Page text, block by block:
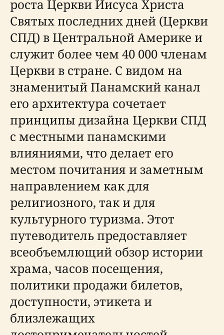
роста Церкви Иисуса Христа
Святых последних дней (Церкви
СПД) в Центральной Америке и
служит более чем 40 000 членам
Церкви в стране. С видом на
знаменитый Панамский канал
его архитектура сочетает
принципы дизайна Церкви СПД
с местными панамскими
влияниями, что делает его
местом почитания и заметным
направлением как для
религиозного, так и для
культурного туризма. Этот
путеводитель предоставляет
всеобъемлющий обзор истории
храма, часов посещения,
политики продажи билетов,
доступности, этикета и
близлежащих